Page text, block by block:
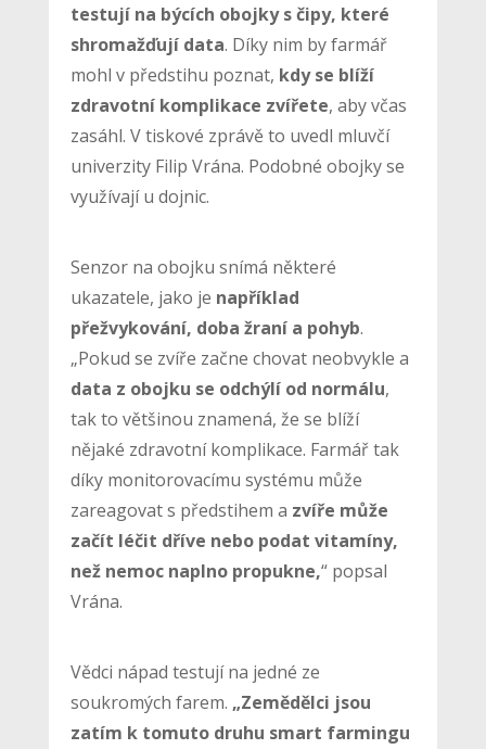
testují na býcích obojky s čipy, které
shromažďují data. Díky nim by farmář
mohl v předstihu poznat, kdy se blíží
zdravotní komplikace zvířete, aby včas
zasáhl. V tiskové zprávě to uvedl mluvčí
univerzity Filip Vrána. Podobné obojky se
využívají u dojnic.
Senzor na obojku snímá některé
ukazatele, jako je například
přežvykování, doba žraní a pohyb.
„Pokud se zvíře začne chovat neobvykle a
data z obojku se odchýlí od normálu,
tak to většinou znamená, že se blíží
nějaké zdravotní komplikace. Farmář tak
díky monitorovacímu systému může
zareagovat s předstihem a zvíře může
začít léčit dříve nebo podat vitamíny,
než nemoc naplno propukne,“ popsal
Vrána.
Vědci nápad testují na jedné ze
soukromých farem. „Zemědělci jsou
zatím k tomuto druhu smart farmingu